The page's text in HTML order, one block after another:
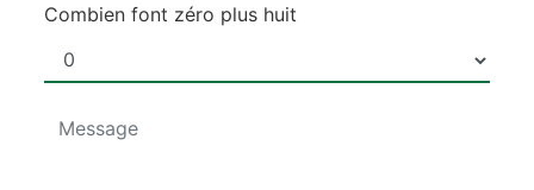
Combien font zéro plus huit